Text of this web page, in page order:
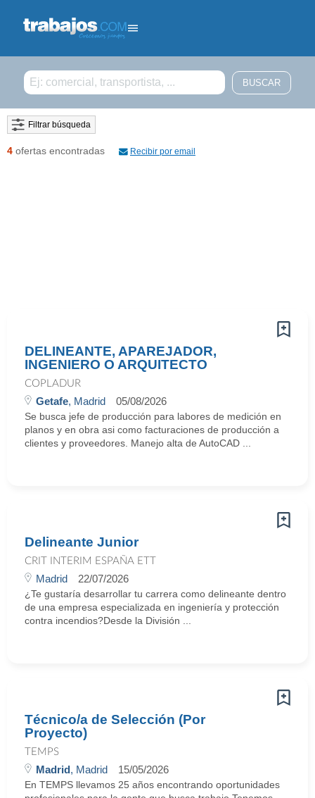
Filtrar búsqueda
4 ofertas encontradas Recibir por email
DELINEANTE, APAREJADOR,
INGENIERO O ARQUITECTO
COPLADUR
Getafe, Madrid 05/08/2026
Se busca jefe de producción para labores de medición en
planos y en obra asi como facturaciones de producción a
clientes y proveedores. Manejo alta de AutoCAD ...
Delineante Junior
CRIT INTERIM ESPAÑA ETT
Madrid 22/07/2026
¿Te gustaría desarrollar tu carrera como delineante dentro
de una empresa especializada en ingeniería y protección
contra incendios?Desde la División ...
Técnico/a de Selección (Por
Proyecto)
TEMPS
Madrid, Madrid 15/05/2026
En TEMPS llevamos 25 años encontrando oportunidades